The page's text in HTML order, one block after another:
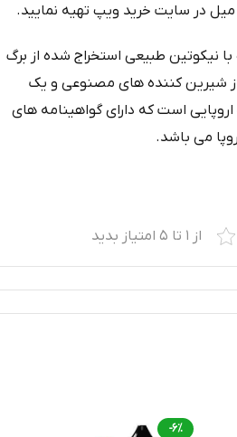
نیکوتین طبیعی استخراج‌ شده از برگ‌
شیرین‌ کننده‌ های مصنوعی و یک
است که دارای گواهینامه‌ های
از ۱ تا ۵ امتیاز بدید
-6%